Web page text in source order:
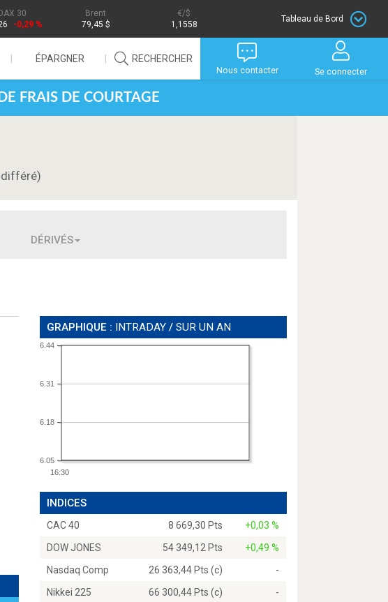
DAX 30
-0,29 %
Brent
79,45 $
/$
1,1558
Tableau de Bord
ÉPARGNER RECHERCHER
Nous contacter Se connecter
FRAIS DE COURTAGE
DÉRIVÉS
GRAPHIQUE : INTRADAY /SUR UN AN
16:30
6.05
6.18
6.31
6.44
INDICES
CAC 40 8 669,30 Pts
+0,03 %
DOW JONES
54 349,12 Pts
+0,49 %
Nasdaq Comp
26 363,44 Pts (c)
-
Nikkei 225
66 300,44 Pts (c) -